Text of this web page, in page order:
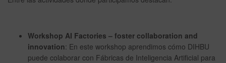
Workshop AI Factories – foster collaboration and
innovation: En este workshop aprendimos cómo DIHBU
puede colaborar con Fábricas de Inteligencia Artificial para